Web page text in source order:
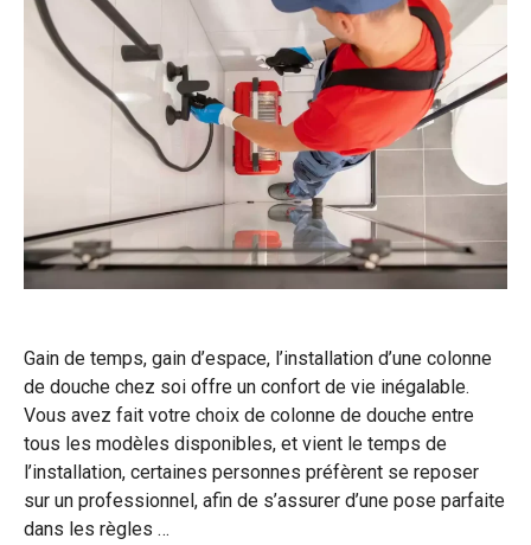
Gain de temps, gain d’espace, l’installation d’une colonne
de douche chez soi offre un confort de vie inégalable.
Vous avez fait votre choix de colonne de douche entre
tous les modèles disponibles, et vient le temps de
l’installation, certaines personnes préfèrent se reposer
sur un professionnel, afin de s’assurer d’une pose parfaite
dans les règles …